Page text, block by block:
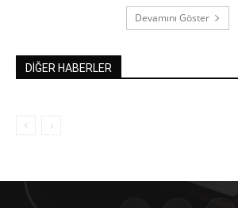
Devamını Göster
DİĞER HABERLER